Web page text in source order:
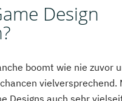
Design
boomt wie nie zuvor
vielversprechend.
Designs auch sehr